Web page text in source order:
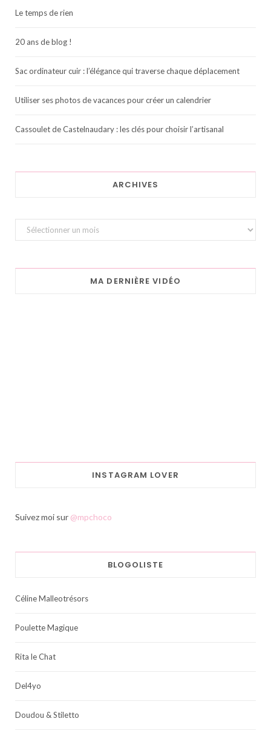
Le temps de rien
20 ans de blog !
Sac ordinateur cuir : l’élégance qui traverse chaque déplacement
Utiliser ses photos de vacances pour créer un calendrier
Cassoulet de Castelnaudary : les clés pour choisir l’artisanal
ARCHIVES
Archives
MA DERNIÈRE VIDÉO
INSTAGRAM LOVER
Suivez moi sur @mpchoco
BLOGOLISTE
Céline Malleotrésors
Poulette Magique
Rita le Chat
Del4yo
Doudou & Stiletto